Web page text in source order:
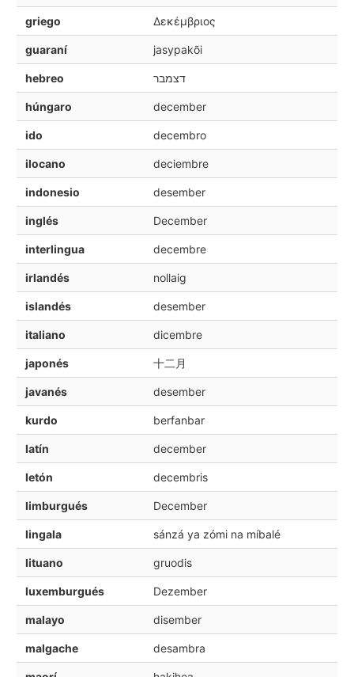
griego Δεκέμβριος
guaraní jasypakõi
hebreo דצמבר
húngaro december
ido decembro
ilocano deciembre
indonesio desember
inglés December
interlingua decembre
irlandés nollaig
islandés desember
italiano dicembre
japonés 十二月
javanés desember
kurdo berfanbar
latín december
letón decembris
limburgués December
lingala sánzá ya zómi na míbalé
lituano gruodis
luxemburgués Dezember
malayo disember
malgache desambra